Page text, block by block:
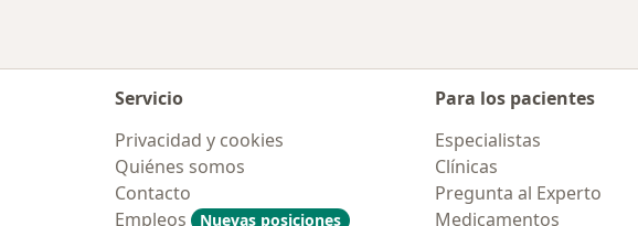
Servicio
Privacidad y cookies
Quiénes somos
Contacto
Empleos
Nuevas posiciones
Para los pacientes
Especialistas
Clínicas
Pregunta al Experto
Medicamentos